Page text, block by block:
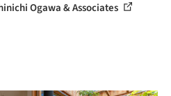
Ogawa & Associates